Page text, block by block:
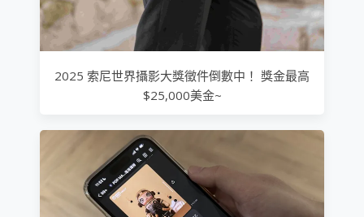
2025 索尼世界攝影大獎徵件倒數中！ 獎金最高
$25,000美金~